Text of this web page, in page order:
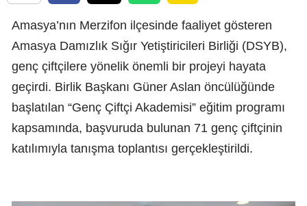
Amasya’nın Merzifon ilçesinde faaliyet gösteren
Amasya Damızlık Sığır Yetiştiricileri Birliği (DSYB),
genç çiftçilere yönelik önemli bir projeyi hayata
geçirdi. Birlik Başkanı Güner Aslan öncülüğünde
başlatılan “Genç Çiftçi Akademisi” eğitim programı
kapsamında, başvuruda bulunan 71 genç çiftçinin
katılımıyla tanışma toplantısı gerçekleştirildi.